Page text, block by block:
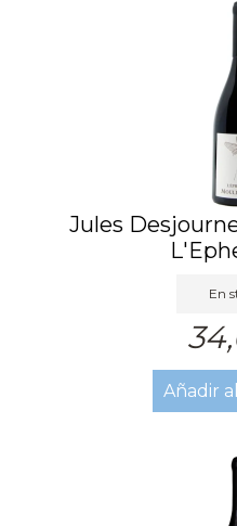
Jules
En
Añadir